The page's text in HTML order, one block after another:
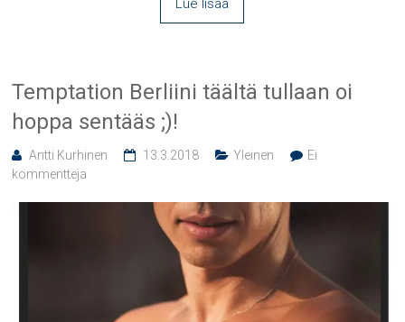
Lue lisää
Temptation Berliini täältä tullaan oi
hoppa sentääs ;)!
Antti Kurhinen 13.3.2018 Yleinen
Ei
kommentteja